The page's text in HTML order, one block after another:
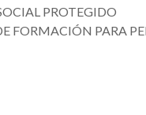
PROTEGIDO
FORMACIÓN PARA